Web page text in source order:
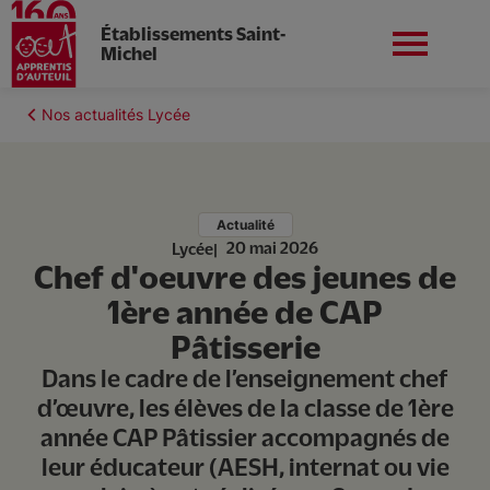
Établissements Saint-
Michel
L'établissement
Nos formations
Nos services
Fil Nos actualités Lycée
Actualité
Lycée 20 mai 2026
Chef d'oeuvre des jeunes de
1ère année de CAP
Pâtisserie
Dans le cadre de l’enseignement chef
d’œuvre, les élèves de la classe de 1ère
année CAP Pâtissier accompagnés de
leur éducateur (AESH, internat ou vie